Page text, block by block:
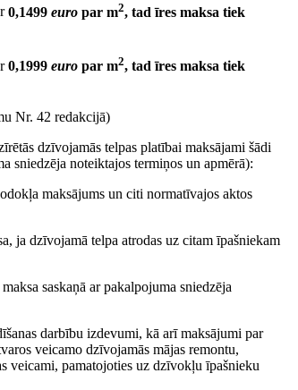
0,1499 euro par m2, tad īres maksa tiek
0,1999 euro par m2, tad īres maksa tiek
Nr. 42 redakcijā)
dzīvojamās telpas platībai maksājami šādi
sniedzēja noteiktajos termiņos un apmērā):
maksājums un citi normatīvajos aktos
ja dzīvojamā telpa atrodas uz citam īpašniekam
saskaņā ar pakalpojuma sniedzēja
darbību izdevumi, kā arī maksājumi par
veicamo dzīvojamās mājas remontu,
veicami, pamatojoties uz dzīvokļu īpašnieku